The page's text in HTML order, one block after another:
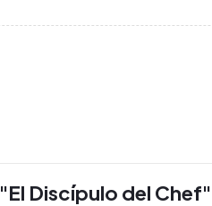
"El Discípulo del Chef"